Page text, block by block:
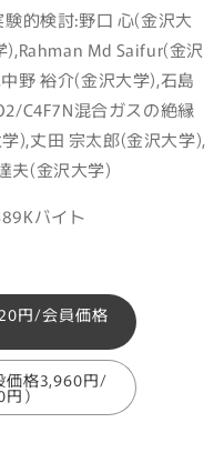
的検討:野口 心(金沢大
Md Saifur(金沢
野 裕介(金沢大学),石島
C4F7N混合ガスの絶縁
),丈田 宗太郎(金沢大学),
夫(金沢大学)
バイト
円/会員価格
価格3,960円/
円）